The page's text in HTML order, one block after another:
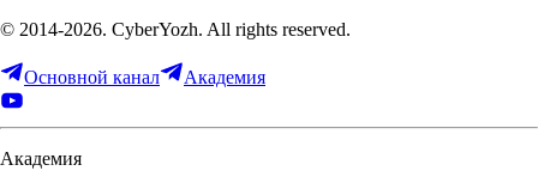
© 2014-2026. CyberYozh. All rights reserved.
Основной канал Академия
Академия